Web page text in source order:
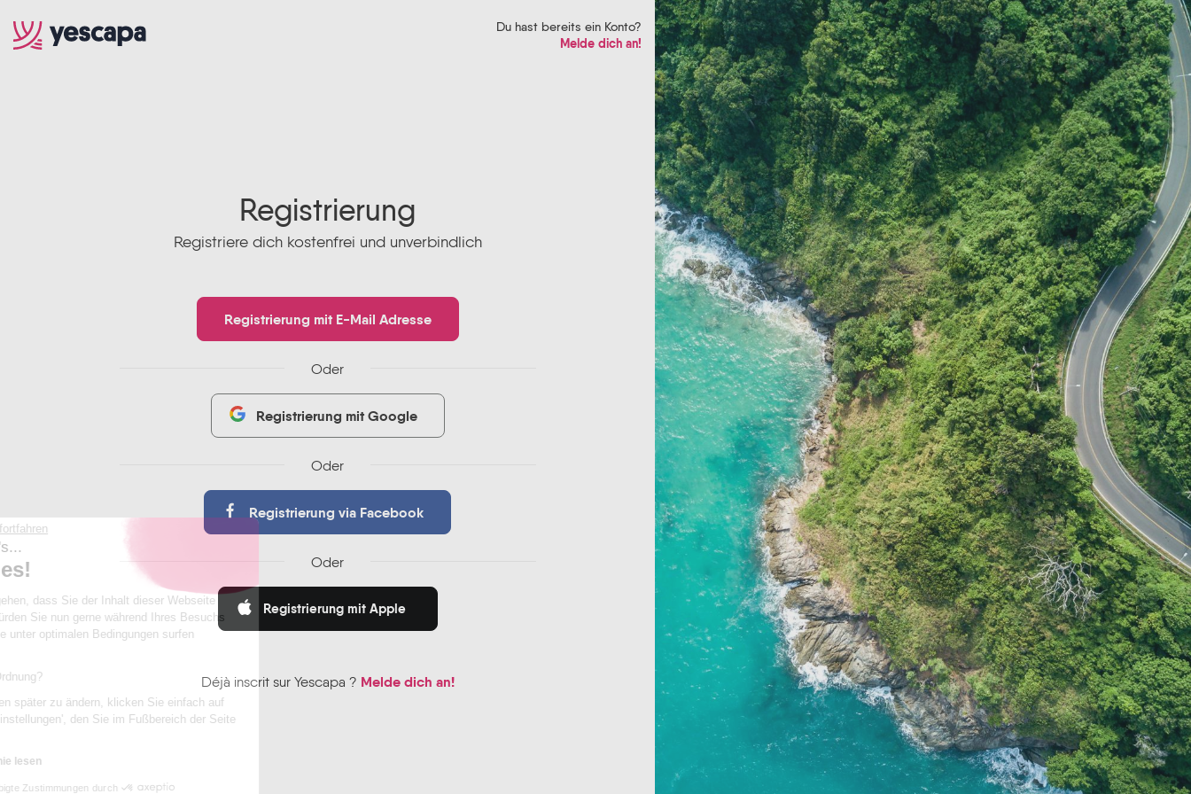
Du hast bereits ein Konto?
Melde dich an!
Registrierung
Registriere dich kostenfrei und unverbindlich
Registrierung mit E-Mail Adresse
Oder
Registrierung mit Google
Oder
Registrierung via Facebook
Oder
Registrierung mit Apple
Déjà inscrit sur Yescapa ? Melde dich an!
Ohne Einwilligung fortfahren
die Cookies!
Wir wollten sichergehen, dass Sie der
Inhalt dieser Webseite interessiert, und
würden Sie nun gerne während Ihres Besuchs begleiten, damit
Ist das für Sie in Ordnung?
Um Ihre Präferenzen später zu ändern, klicken Sie einfach auf
den Link 'Cookie-Einstellungen', den Sie im Fußbereich der Seite
Datenschutzrichtlinie lesen
Beglaubigte Zustimmungen durch